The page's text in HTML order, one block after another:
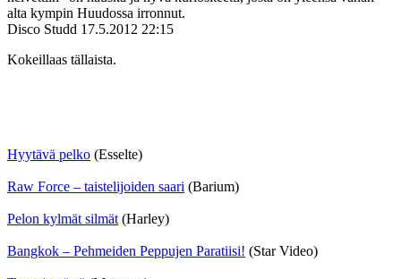
alta kympin Huudossa irronnut.
Disco Studd 17.5.2012 22:15
Kokeillaas tällaista.
Hyytävä pelko (Esselte)
Raw Force – taistelijoiden saari (Barium)
Pelon kylmät silmät (Harley)
Bangkok – Pehmeiden Peppujen Paratiisi! (Star Video)